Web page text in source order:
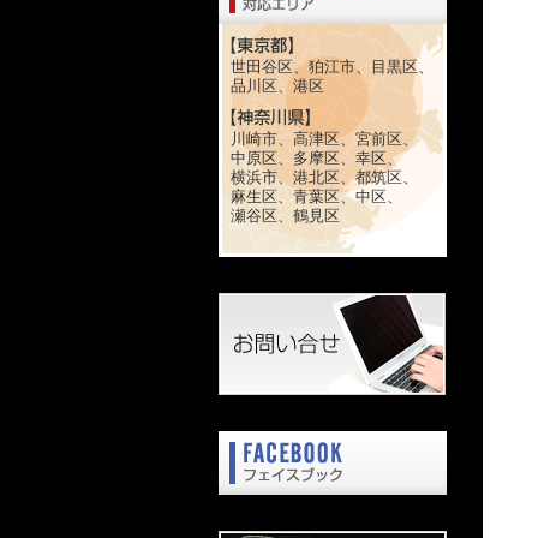
世田谷区、狛江市、目黒区、
品川区、港区
川崎市、高津区、宮前区、
中原区、多摩区、幸区、
横浜市、港北区、都筑区、
麻生区、青葉区、中区、
瀬谷区、鶴見区